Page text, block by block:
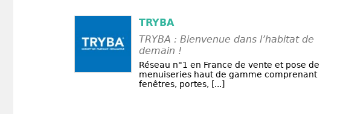
TRYBA
TRYBA : Bienvenue dans l’habitat de
demain !
Réseau n°1 en France de vente et pose de
menuiseries haut de gamme comprenant
fenêtres, portes, [...]